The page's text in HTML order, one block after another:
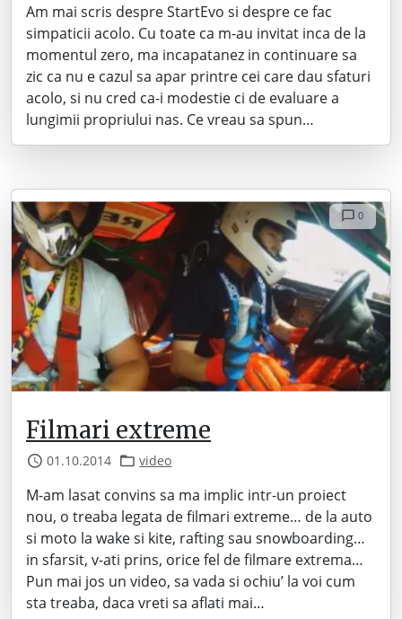
Am mai scris despre StartEvo si despre ce fac
simpaticii acolo. Cu toate ca m-au invitat inca de la
momentul zero, ma incapatanez in continuare sa
zic ca nu e cazul sa apar printre cei care dau sfaturi
acolo, si nu cred ca-i modestie ci de evaluare a
lungimii propriului nas. Ce vreau sa spun…
0
Filmari extreme
01.10.2014 video
M-am lasat convins sa ma implic intr-un proiect
nou, o treaba legata de filmari extreme… de la auto
si moto la wake si kite, rafting sau snowboarding…
in sfarsit, v-ati prins, orice fel de filmare extrema…
Pun mai jos un video, sa vada si ochiu’ la voi cum
sta treaba, daca vreti sa aflati mai…